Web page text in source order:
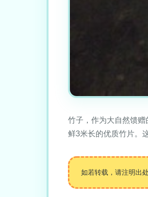
竹子，作为大自然馈
鲜3米长的优质竹片。
如若转载，请注明出